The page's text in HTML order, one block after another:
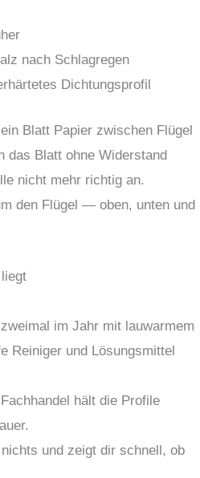
nach Schlagregen
Dichtungsprofil
Blatt Papier zwischen Flügel
das Blatt ohne Widerstand
nicht mehr richtig an.
den Flügel — oben, unten und
im Jahr mit lauwarmem
Reiniger und Lösungsmittel
hält die Profile
und zeigt dir schnell, ob